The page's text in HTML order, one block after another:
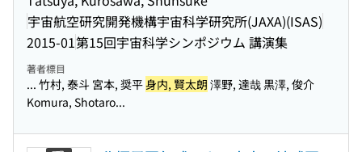
宇宙航空研究開発機構宇宙科学研究所(JAXA)(ISAS)
2015-01第15回宇宙科学シンポジウム 講演集
著者標目
... 竹村, 泰斗 宮本, 奨平身内, 賢太朗 澤野, 達哉 黒澤, 俊介
Komura, Shotaro...